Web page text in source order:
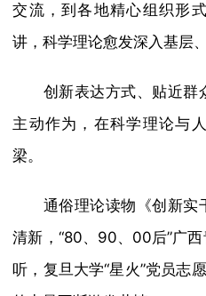
交流，到各地精心组织形
讲，科学理论愈发深入基层
创新表达方式、贴近群
主动作为，在科学理论与
梁。
通俗理论读物《创新实
清新，“80、90、00后”广
听，复旦大学“星火”党员志